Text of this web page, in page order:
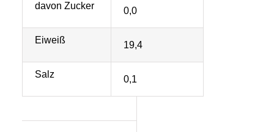
davon Zucker 0,0
Eiweiß 19,4
Salz 0,1